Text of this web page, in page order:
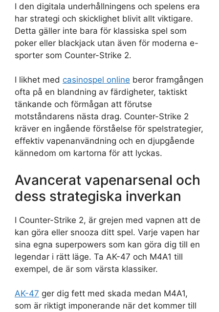
I den digitala underhållningens och spelens era
har strategi och skicklighet blivit allt viktigare.
Detta gäller inte bara för klassiska spel som
poker eller blackjack utan även för moderna e-
sporter som Counter-Strike 2.
I likhet med casinospel online beror framgången
ofta på en blandning av färdigheter, taktiskt
tänkande och förmågan att förutse
motståndarens nästa drag. Counter-Strike 2
kräver en ingående förståelse för spelstrategier,
effektiv vapenanvändning och en djupgående
kännedom om kartorna för att lyckas.
Avancerat vapenarsenal och
dess strategiska inverkan
I Counter-Strike 2, är grejen med vapnen att de
kan göra eller snooza ditt spel. Varje vapen har
sina egna superpowers som kan göra dig till en
legendar i rätt läge. Ta AK-47 och M4A1 till
exempel, de är som värsta klassiker.
AK-47 ger dig fett med skada medan M4A1,
som är riktigt imponerande när det kommer till